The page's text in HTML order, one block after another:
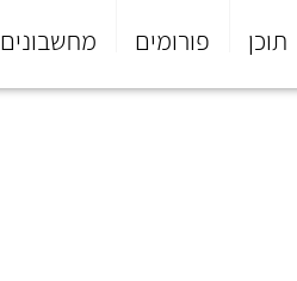
תוכן פורומים מחשבונים